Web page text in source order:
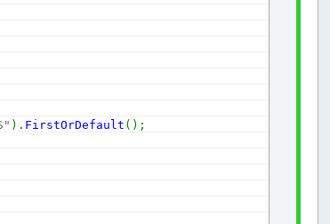
) . FirstOrDefault ( ) ;